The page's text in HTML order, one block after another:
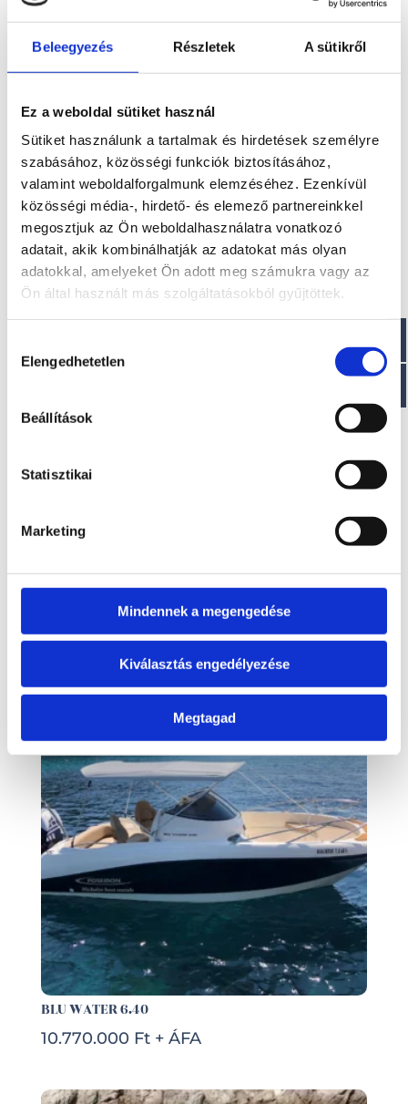
Beleegyezés Részletek A sütikről
Ez a weboldal sütiket használ
Sütiket használunk a tartalmak és hirdetések személyre
szabásához, közösségi funkciók biztosításához,
valamint weboldalforgalmunk elemzéséhez. Ezenkívül
közösségi média-, hirdető- és elemező partnereinkkel
megosztjuk az Ön weboldalhasználatra vonatkozó
adatait, akik kombinálhatják az adatokat más olyan
adatokkal, amelyeket Ön adott meg számukra vagy az
Ön által használt más szolgáltatásokból gyűjtöttek.
kiválasztása
Elengedhetetlen
Beállítások
Statisztikai
Marketing
Mindennek a megengedése
Kiválasztás engedélyezése
Megtagad
BLU WATER 185
4.790.000 Ft + ÁFA
BLU WATER 5.40
5.750.000 Ft + ÁFA
BLU WATER 6.40
10.770.000 Ft + ÁFA